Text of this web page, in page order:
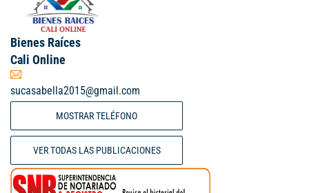
Bienes Raíces
Cali Online
sucasabella2015@gmail.com
MOSTRAR TELÉFONO
VER TODAS LAS PUBLICACIONES